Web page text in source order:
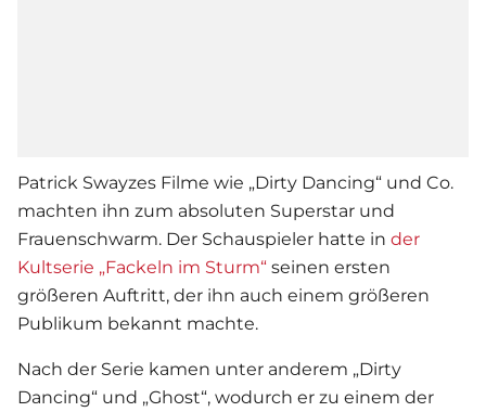
Patrick Swayzes Filme wie „Dirty Dancing“ und Co.
machten ihn zum absoluten Superstar und
Frauenschwarm. Der Schauspieler hatte in der
Kultserie „Fackeln im Sturm“ seinen ersten
größeren Auftritt, der ihn auch einem größeren
Publikum bekannt machte.
Nach der Serie kamen unter anderem „Dirty
Dancing“ und „Ghost“, wodurch er zu einem der